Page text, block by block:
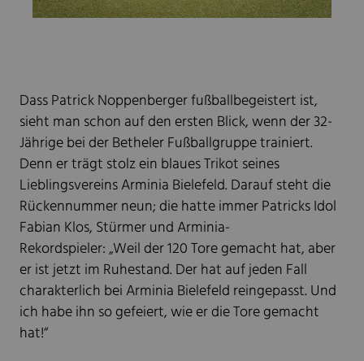
Dass Patrick Noppenberger fußballbegeistert ist,
sieht man schon auf den ersten Blick, wenn der 32-
Jährige bei der Betheler Fußballgruppe trainiert.
Denn er trägt stolz ein blaues Trikot seines
Lieblingsvereins Arminia Bielefeld. Darauf steht die
Rückennummer neun; die hatte immer Patricks Idol
Fabian Klos, Stürmer und Arminia-
Rekordspieler:„Weil der 120 Tore gemacht hat, aber
er ist jetzt im Ruhestand. Der hat auf jeden Fall
charakterlich bei Arminia Bielefeld reingepasst. Und
ich habe ihn so gefeiert, wie er die Tore gemacht
hat!“